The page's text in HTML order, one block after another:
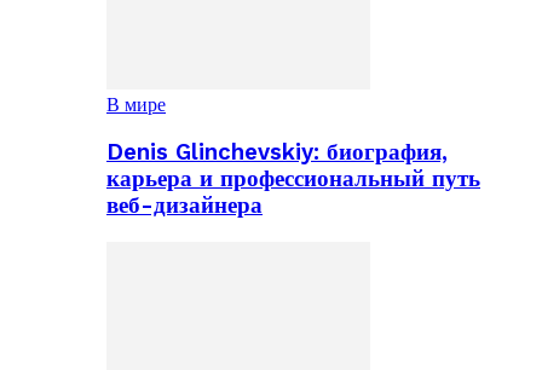
В мире
Denis Glinchevskiy: биография,
карьера и профессиональный путь
веб-дизайнера